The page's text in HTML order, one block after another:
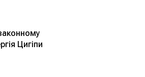
Цигіпи